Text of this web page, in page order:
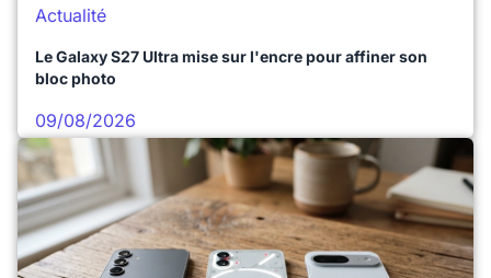
Actualité
Le Galaxy S27 Ultra mise sur l'encre pour affiner son
bloc photo
09/08/2026